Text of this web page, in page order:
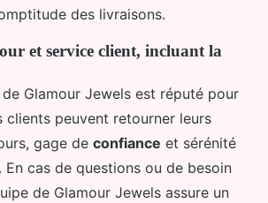
des livraisons.
et service client, incluant la
Glamour Jewels est réputé pour
clients peuvent retourner leurs
gage de confiance et sérénité
En cas de questions ou de besoin
de Glamour Jewels assure un